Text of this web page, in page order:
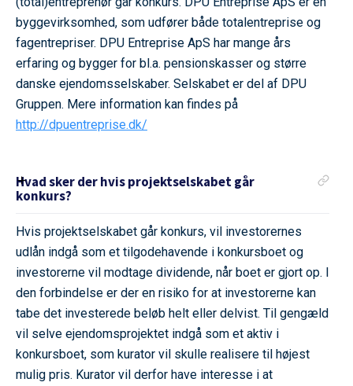
byggevirksomhed, som udfører både totalentreprise og
fagentrepriser. DPU Entreprise ApS har mange års
erfaring og bygger for bl.a. pensionskasser og større
danske ejendomsselskaber. Selskabet er del af DPU
Gruppen. Mere information kan findes på
http://dpuentreprise.dk/
Hvad sker der hvis projektselskabet går
konkurs?
Hvis projektselskabet går konkurs, vil investorernes
udlån indgå som et tilgodehavende i konkursboet og
investorerne vil modtage dividende, når boet er gjort op. I
den forbindelse er der en risiko for at investorerne kan
tabe det investerede beløb helt eller delvist. Til gengæld
vil selve ejendomsprojektet indgå som et aktiv i
konkursboet, som kurator vil skulle realisere til højest
mulig pris. Kurator vil derfor have interesse i at